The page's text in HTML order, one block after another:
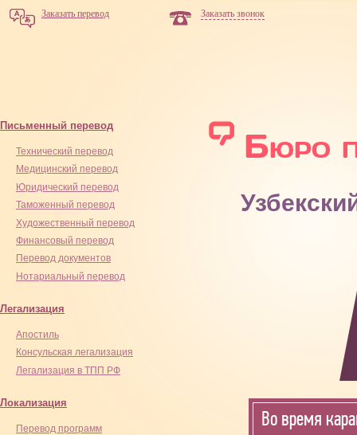
Заказать перевод Заказать звонок
Письменный перевод
Технический перевод
Медицинский перевод
Юридический перевод
Таможенный перевод
Художественный перевод
Финансовый перевод
Перевод документов
Нотариальный перевод
Легализация
Апостиль
Консульская легализация
Легализация в ТПП РФ
Локализация
Перевод программ
Во время